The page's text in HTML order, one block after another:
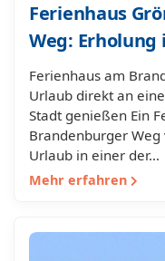
Ferienhaus
Weg:
Ferienhaus am
Urlaub direkt an
Stadt genießen Ein
Brandenburger
Urlaub in einer der…
Mehr erfahren